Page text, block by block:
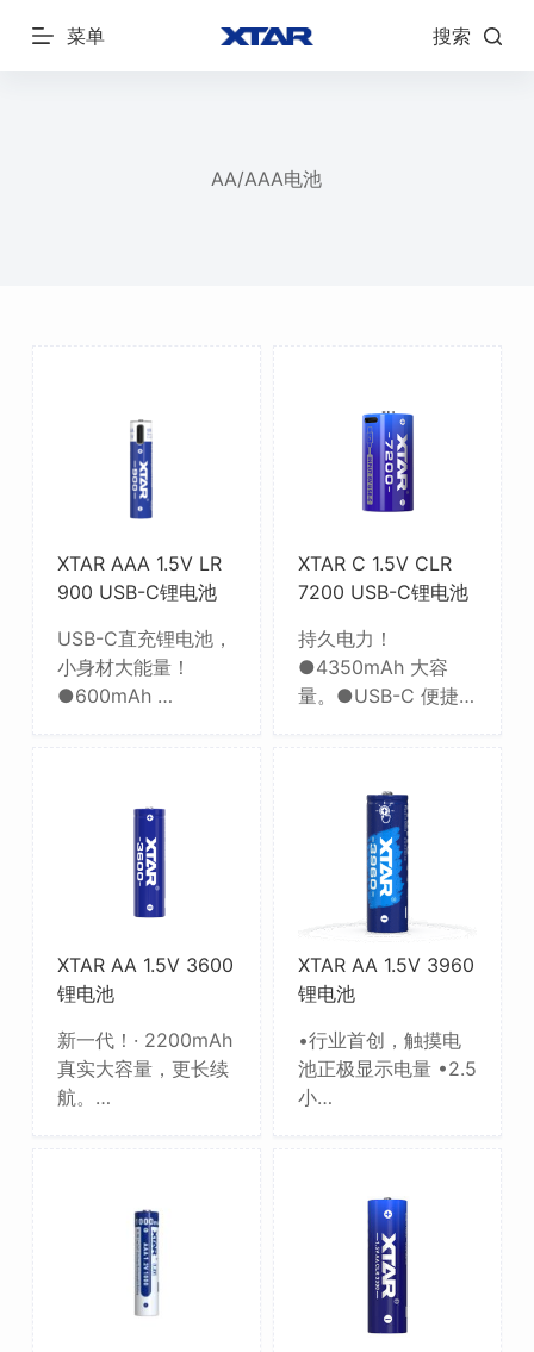
跳
菜单 搜索
AA/AAA电池
XTAR AAA 1.5V LR
900 USB-C锂电池
USB-C直充锂电池，
小身材大能量！
●600mAh …
XTAR C 1.5V CLR
7200 USB-C锂电池
持久电力！
●4350mAh 大容
量。●USB-C 便捷…
XTAR AA 1.5V 3600
锂电池
新一代！· 2200mAh
真实大容量，更长续
航。…
XTAR AA 1.5V 3960
锂电池
•行业首创，触摸电
池正极显示电量 •2.5
小…